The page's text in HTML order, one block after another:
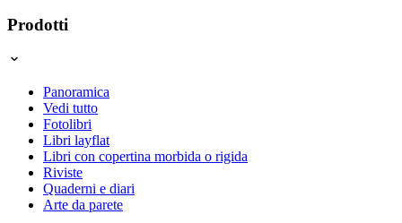
Prodotti
Panoramica
Vedi tutto
Fotolibri
Libri layflat
Libri con copertina morbida o rigida
Riviste
Quaderni e diari
Arte da parete